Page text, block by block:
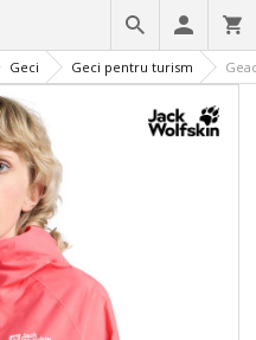
Geci Geci pentru turism